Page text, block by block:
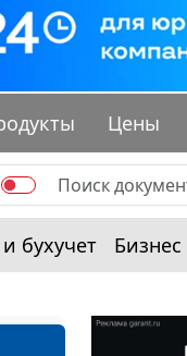
Цены
бухучет Бизнес